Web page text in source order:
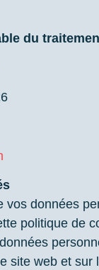
du
vos données
politique de
site web et sur